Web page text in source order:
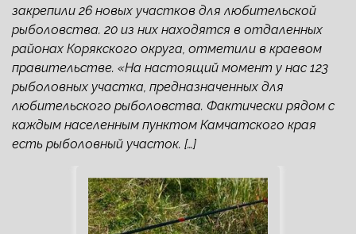
закрепили 26 новых участков для любительской
рыболовства. 20 из них находятся в отдаленных
районах Корякского округа, отметили в краевом
правительстве. «На настоящий момент у нас 123
рыболовных участка, предназначенных для
любительского рыболовства. Фактически рядом с
каждым населенным пунктом Камчатского края
есть рыболовный участок. […]